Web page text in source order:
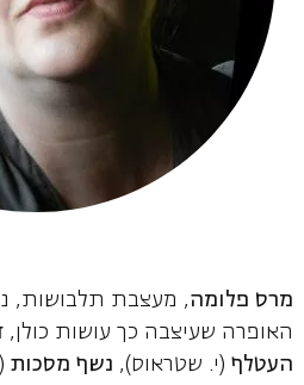
מרס פלומה, מעצבת תלבושות,
האופרה שעיצבה כך עושות כולן,
העטלף(י. שטראוס), נשף מסכות